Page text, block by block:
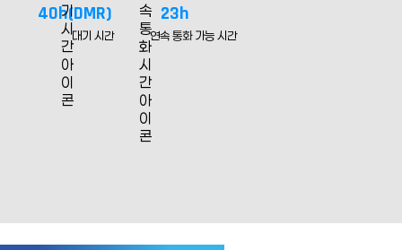
40h(DMR)
대기 시간
23h
연속 통화 가능 시간